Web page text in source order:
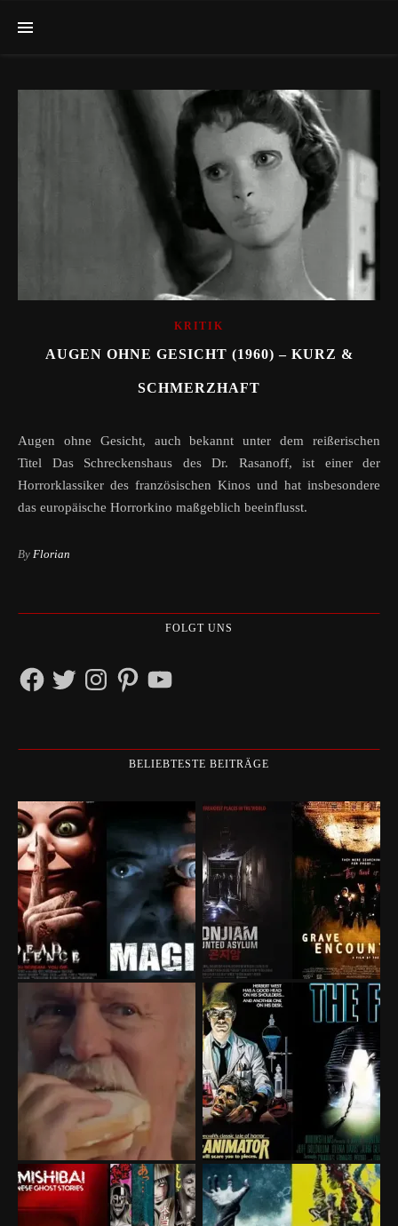
KRITIK
AUGEN OHNE GESICHT (1960) – KURZ &
SCHMERZHAFT
Augen ohne Gesicht, auch bekannt unter dem reißerischen
Titel Das Schreckenshaus des Dr. Rasanoff, ist einer der
Horrorklassiker des französischen Kinos und hat insbesondere
das europäische Horrorkino maßgeblich beeinflusst.
By Florian
FOLGT UNS
FacebookTwitterInstagramPinterestYouTube
BELIEBTESTE BEITRÄGE